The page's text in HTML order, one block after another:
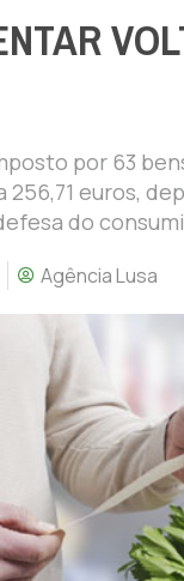
por 63
256,71 euros,
do
Agência Lusa